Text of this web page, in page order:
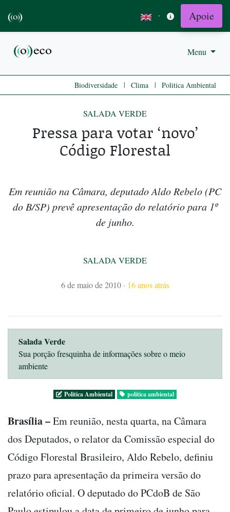
· Apoie
Menu
Biodiversidade | Clima | Politica Ambiental
SALADA VERDE
Pressa para votar ‘novo’
Código Florestal
Em reunião na Câmara, deputado Aldo Rebelo (PC
do B/SP) prevê apresentação do relatório para 1º
de junho.
SALADA VERDE
6 de maio de 2010 · 16 anos atrás
Salada Verde
Sua porção fresquinha de informações sobre o meio
ambiente
Politica Ambiental política ambiental
Brasília –Em reunião, nesta quarta, na Câmara
dos Deputados, o relator da Comissão especial do
Código Florestal Brasileiro, Aldo Rebelo, definiu
prazo para apresentação da primeira versão do
relatório oficial. O deputado do PCdoB de São